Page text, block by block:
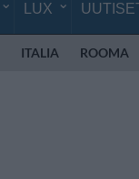
LUX
ITALIA ROOMA